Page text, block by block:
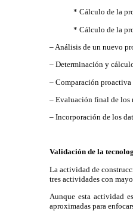
* Cálculo de la
* Cálculo de la
– Análisis de un nuevo
– Determinación y
– Comparación proactiva
– Evaluación final de los
– Incorporación de los
Validación de la
La actividad de
tres actividades con
Aunque esta actividad
aproximadas para